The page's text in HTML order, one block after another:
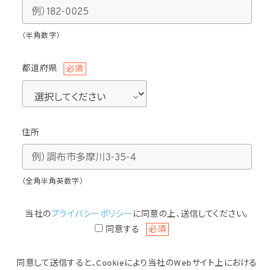
（半角数字）
都道府県 必須
住所
（全角半角英数字）
当社のプライバシーポリシー に同意の上、送信してください。
同意する
必須
同意して送信すると、Cookieにより当社のWebサイト上における